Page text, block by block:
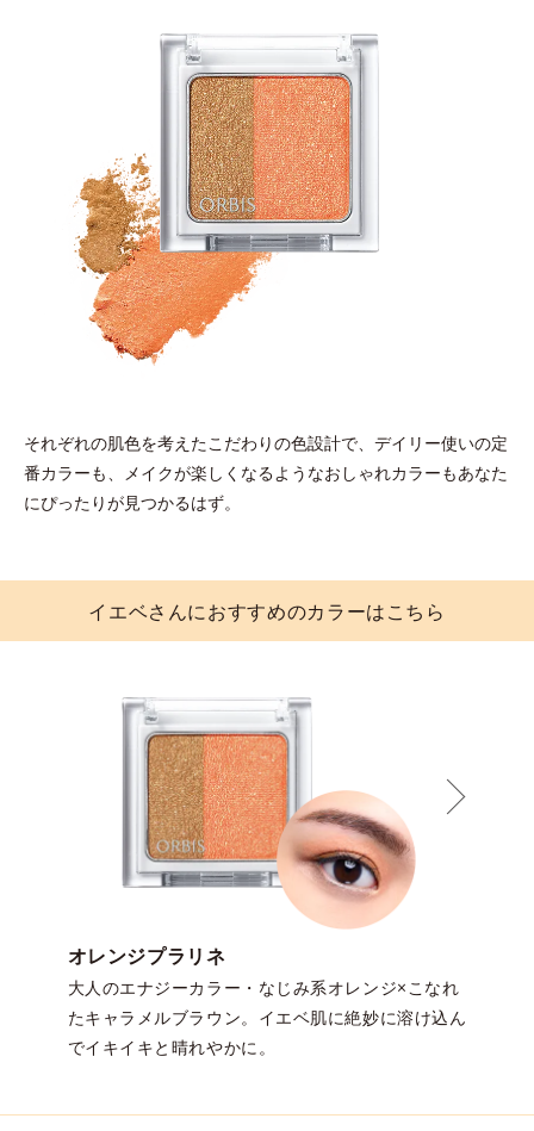
それぞれの肌色を考えたこだわりの色設計で、 デイリー使いの定
番カラーも、
メイクが楽しくなるようなおしゃれカラーもあなた
にぴったりが見つかるはず。
イエベさんにおすすめのカラーはこちら
オレンジプラリネ
大人のエナジーカラー・なじみ系オレンジ×こなれ
たキャラメルブラウン。イエベ肌に絶妙に溶け込ん
でイキイキと晴れやかに。